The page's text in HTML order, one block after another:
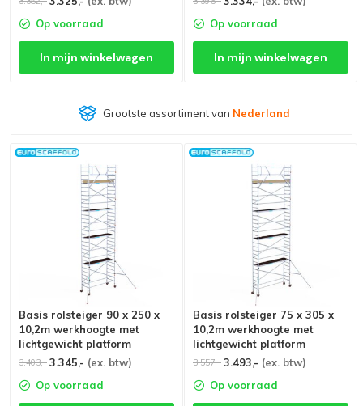
Op voorraad
In mijn winkelwagen
Op voorraad
In mijn winkelwagen
Grootste assortiment van Nederland
Basis rolsteiger 90 x 250 x
10,2m werkhoogte met
lichtgewicht platform
3.403,- 3.345,- (ex. btw)
Op voorraad
Basis rolsteiger 75 x 305 x
10,2m werkhoogte met
lichtgewicht platform
3.557,- 3.493,- (ex. btw)
Op voorraad